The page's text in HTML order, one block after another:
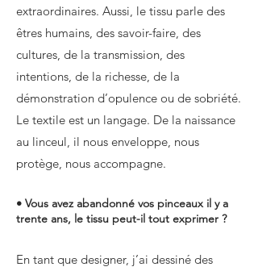
extraordinaires. Aussi, le tissu parle des
êtres humains, des savoir-faire, des
cultures, de la transmission, des
intentions, de la richesse, de la
démonstration d’opulence ou de sobriété.
Le textile est un langage. De la naissance
au linceul, il nous enveloppe, nous
protège, nous accompagne.
• Vous avez abandonné vos pinceaux il y a
trente ans, le tissu peut-il tout exprimer ?
En tant que designer, j’ai dessiné des